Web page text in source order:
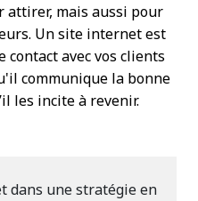
attirer, mais aussi pour
Un site internet est
avec vos clients
communique la bonne
les incite à revenir.
dans une stratégie en